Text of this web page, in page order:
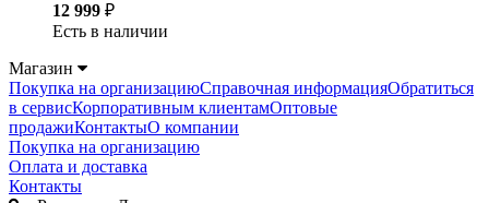
12 999 ₽
Есть в наличии
Магазин
Покупка на организациюСправочная информацияОбратиться
в сервисКорпоративным клиентамОптовые
продажиКонтактыО компании
Покупка на организацию
Оплата и доставка
Контакты